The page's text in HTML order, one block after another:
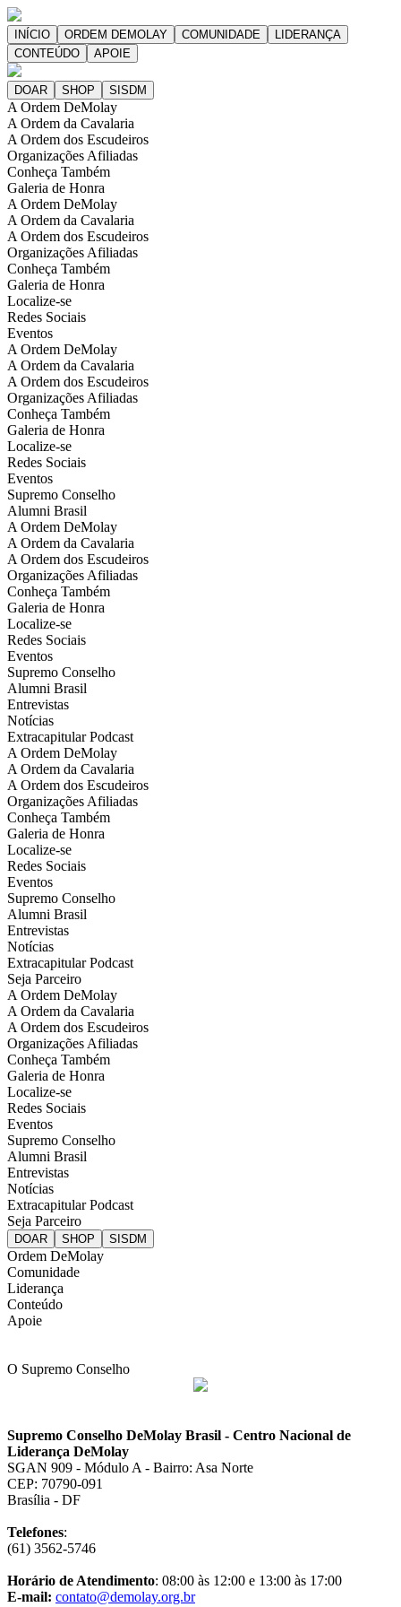
A Ordem DeMolay
A Ordem da Cavalaria
A Ordem dos Escudeiros
Organizações Afiliadas
Conheça Também
Galeria de Honra
A Ordem DeMolay
A Ordem da Cavalaria
A Ordem dos Escudeiros
Organizações Afiliadas
Conheça Também
Galeria de Honra
Localize-se
Redes Sociais
Eventos
A Ordem DeMolay
A Ordem da Cavalaria
A Ordem dos Escudeiros
Organizações Afiliadas
Conheça Também
Galeria de Honra
Localize-se
Redes Sociais
Eventos
Supremo Conselho
Alumni Brasil
A Ordem DeMolay
A Ordem da Cavalaria
A Ordem dos Escudeiros
Organizações Afiliadas
Conheça Também
Galeria de Honra
Localize-se
Redes Sociais
Eventos
Supremo Conselho
Alumni Brasil
Entrevistas
Notícias
Extracapitular Podcast
A Ordem DeMolay
A Ordem da Cavalaria
A Ordem dos Escudeiros
Organizações Afiliadas
Conheça Também
Galeria de Honra
Localize-se
Redes Sociais
Eventos
Supremo Conselho
Alumni Brasil
Entrevistas
Notícias
Extracapitular Podcast
Seja Parceiro
A Ordem DeMolay
A Ordem da Cavalaria
A Ordem dos Escudeiros
Organizações Afiliadas
Conheça Também
Galeria de Honra
Localize-se
Redes Sociais
Eventos
Supremo Conselho
Alumni Brasil
Entrevistas
Notícias
Extracapitular Podcast
Seja Parceiro
Ordem DeMolay
Comunidade
Liderança
Conteúdo
Apoie
O Supremo Conselho
Supremo Conselho DeMolay Brasil - Centro Nacional de
Liderança DeMolay
SGAN 909 - Módulo A - Bairro: Asa Norte
CEP: 70790-091
Brasília - DF
Telefones:
(61) 3562-5746
Horário de Atendimento: 08:00 às 12:00 e 13:00 às 17:00
E-mail: contato@demolay.org.br